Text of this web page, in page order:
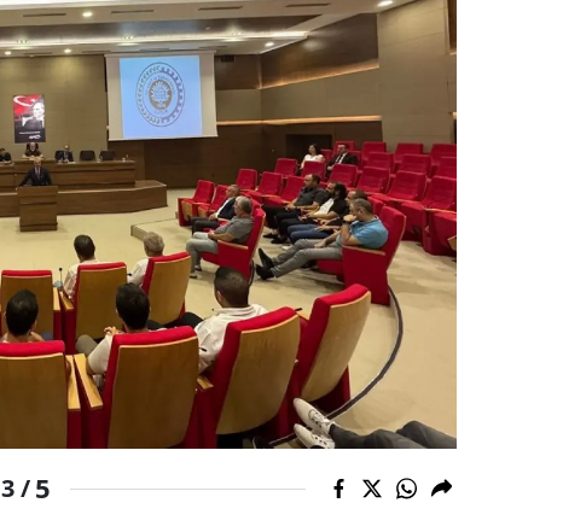
Nevşehir
Niğde
Ordu
Rize
Sakarya
Samsun
Siirt
Sinop
Sivas
3 /5